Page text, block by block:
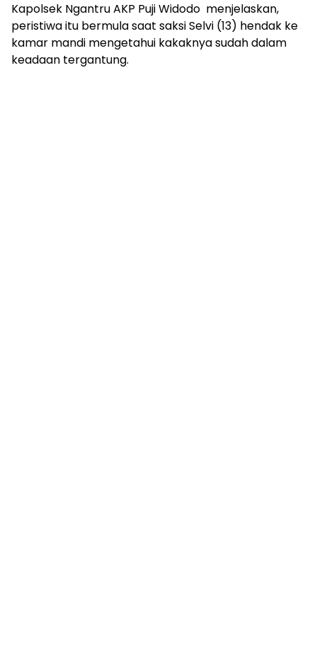
Kapolsek Ngantru AKP Puji Widodo menjelaskan,
peristiwa itu bermula saat saksi Selvi (13) hendak ke
kamar mandi mengetahui kakaknya sudah dalam
keadaan tergantung.